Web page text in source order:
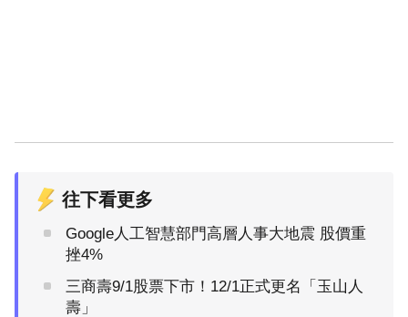
往下看更多
Google人工智慧部門高層人事大地震 股價重
挫4%
三商壽9/1股票下市！12/1正式更名「玉山人
壽」